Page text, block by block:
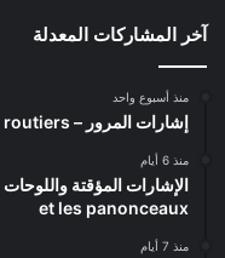
آخر المشاركات المعدلة
منذ أسبوع واحد
إشارات المرور – Les panneaux routiers
منذ 6 أيام
et les panonceaux
منذ 7 أيام